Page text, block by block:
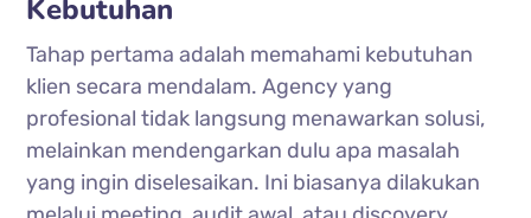
Kebutuhan
Tahap pertama adalah memahami kebutuhan
klien secara mendalam. Agency yang
profesional tidak langsung menawarkan solusi,
melainkan mendengarkan dulu apa masalah
yang ingin diselesaikan. Ini biasanya dilakukan